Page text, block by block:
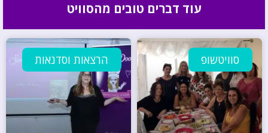
עוד דברים טובים מהסוויט
סוויטשופ הרצאות וסדנאות